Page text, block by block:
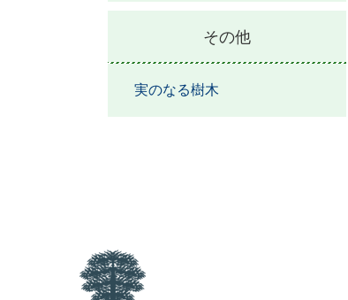
その他
実のなる樹木